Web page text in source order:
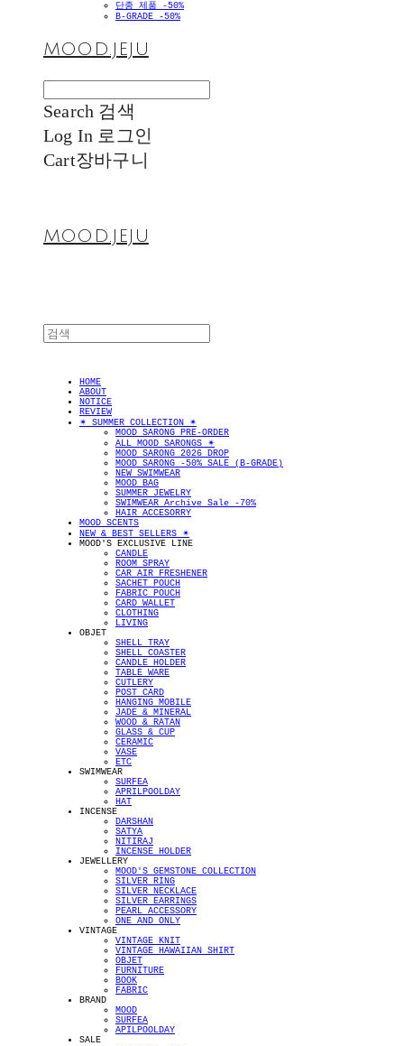
단종 제품 -50%
B-GRADE -50%
MOOD.JEJU
Search 검색
Log In 로그인
Cart장바구니
MOOD.JEJU
HOME
ABOUT
NOTICE
REVIEW
✴︎ SUMMER COLLECTION ✴︎
MOOD SARONG PRE-ORDER
ALL MOOD SARONGS ✴︎
MOOD SARONG 2026 DROP
MOOD SARONG -50% SALE (B-GRADE)
NEW SWIMWEAR
MOOD BAG
SUMMER JEWELRY
SWIMWEAR Archive Sale -70%
HAIR ACCESORRY
MOOD SCENTS
NEW & BEST SELLERS ✴︎
MOOD'S EXCLUSIVE LINE
CANDLE
ROOM SPRAY
CAR AIR FRESHENER
SACHET POUCH
FABRIC POUCH
CARD WALLET
CLOTHING
LIVING
OBJET
SHELL TRAY
SHELL COASTER
CANDLE HOLDER
TABLE WARE
CUTLERY
POST CARD
HANGING MOBILE
JADE & MINERAL
WOOD & RATAN
GLASS & CUP
CERAMIC
VASE
ETC
SWIMWEAR
SURFEA
APRILPOOLDAY
HAT
INCENSE
DARSHAN
SATYA
NITIRAJ
INCENSE HOLDER
JEWELLERY
MOOD'S GEMSTONE COLLECTION
SILVER RING
SILVER NECKLACE
SILVER EARRINGS
PEARL ACCESSORY
ONE AND ONLY
VINTAGE
VINTAGE KNIT
VINTAGE HAWAIIAN SHIRT
OBJET
FURNITURE
BOOK
FABRIC
BRAND
MOOD
SURFEA
APILPOOLDAY
SALE